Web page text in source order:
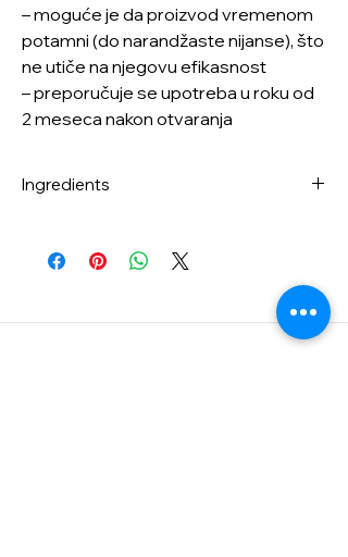
– moguće je da proizvod vremenom
potamni (do narandžaste nijanse), što
ne utiče na njegovu efikasnost
– preporučuje se upotreba u roku od
2 meseca nakon otvaranja
Ingredients
Acid, 1,2-Hexanediol, Niacinamide,
Arginine, Human-Oligopeptide-1,
Speciosum Flower Extract, Magnolia